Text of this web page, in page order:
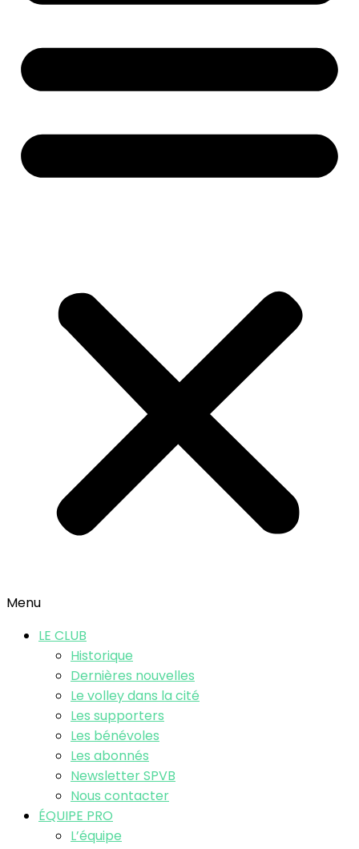
Menu
LE CLUB
Historique
Dernières nouvelles
Le volley dans la cité
Les supporters
Les bénévoles
Les abonnés
Newsletter SPVB
Nous contacter
ÉQUIPE PRO
L’équipe